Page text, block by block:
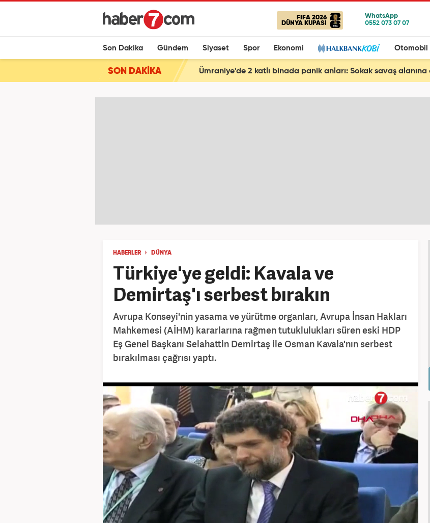
FIFA 2026
DÜNYA KUPASI
Son Dakika Gündem Siyaset Spor Ekonomi Otomobil
SON DAKİKA Ümraniye'de 2 katlı binada panik anları: Sokak savaş alanına
HABERLER DÜNYA
Türkiye'ye geldi: Kavala ve
Demirtaş'ı serbest bırakın
Avrupa Konseyi'nin yasama ve yürütme organları, Avrupa İnsan Hakları
Mahkemesi (AİHM) kararlarına rağmen tutuklulukları süren eski HDP
Eş Genel Başkanı Selahattin Demirtaş ile Osman Kavala'nın serbest
bırakılması çağrısı yaptı.